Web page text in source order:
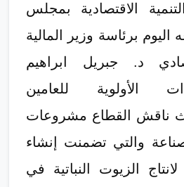
الاقتصادية بمجلس
اليوم برئاسة وزير المالية
د. جبريل ابراهيم
الأولوية للعامين
حيث ناقش القطاع مشروعات
والتي تضمنت إنشاء
الزيوت النباتية في